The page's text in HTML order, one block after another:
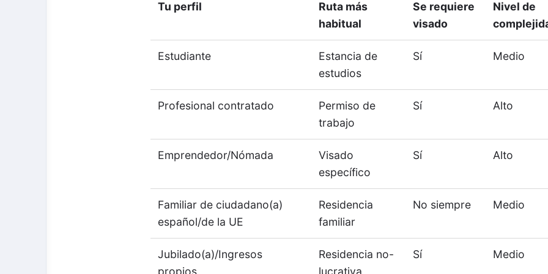
Tu perfil
Ruta más
habitual
Se requiere
visado
Nivel de
Estudiante
Estancia de
estudios
Sí Medio
Profesional contratado
Permiso de
trabajo
Sí Alto
Emprendedor/Nómada
Visado
específico
Sí Alto
Familiar de ciudadano(a)
español/de la UE
Residencia
familiar
No siempre Medio
Jubilado(a)/Ingresos
propios
Residencia no-
lucrativa
Sí Medio